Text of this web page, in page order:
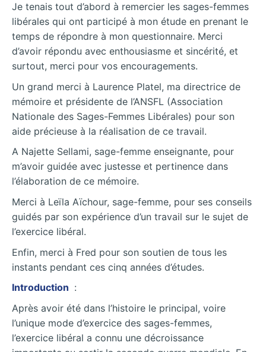
Je tenais tout d’abord à remercier les sages-femmes
libérales qui ont participé à mon étude en prenant le
temps de répondre à mon questionnaire. Merci
d’avoir répondu avec enthousiasme et sincérité, et
surtout, merci pour vos encouragements.
Un grand merci à Laurence Platel, ma directrice de
mémoire et présidente de l’ANSFL (Association
Nationale des Sages-Femmes Libérales) pour son
aide précieuse à la réalisation de ce travail.
A Najette Sellami, sage-femme enseignante, pour
m’avoir guidée avec justesse et pertinence dans
l’élaboration de ce mémoire.
Merci à Leïla Aïchour, sage-femme, pour ses conseils
guidés par son expérience d’un travail sur le sujet de
l’exercice libéral.
Enfin, merci à Fred pour son soutien de tous les
instants pendant ces cinq années d’études.
Introduction :
Après avoir été dans l’histoire le principal, voire
l’unique mode d’exercice des sages-femmes,
l’exercice libéral a connu une décroissance